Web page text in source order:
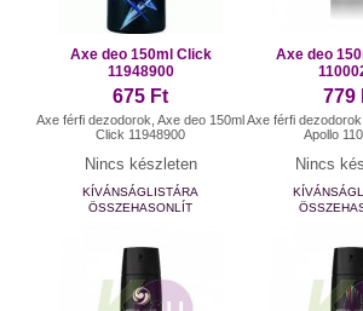
Axe deo 150ml Click
11948900
675 Ft
Axe férfi dezodorok, Axe deo 150ml
Click 11948900
Nincs készleten
KÍVÁNSÁGLISTÁRA
ÖSSZEHASONLÍT
Axe deo
779
Axe férfi
Apollo
Nincs